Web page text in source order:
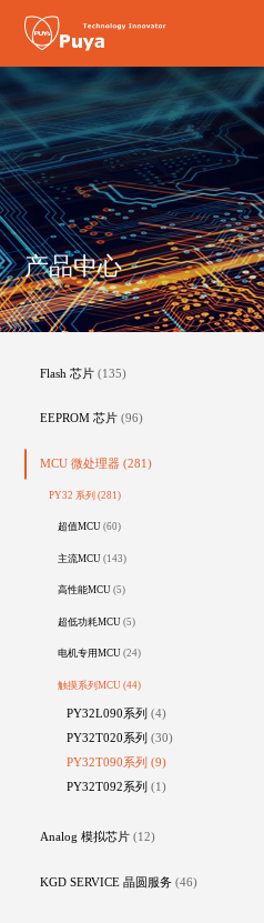
产品中心
Flash 芯片 (135)
EEPROM 芯片 (96)
MCU 微处理器 (281)
PY32 系列(281)
超值MCU(60)
主流MCU(143)
高性能MCU(5)
超低功耗MCU(5)
电机专用MCU(24)
触摸系列MCU(44)
PY32L090系列(4)
PY32T020系列(30)
PY32T090系列(9)
PY32T092系列(1)
Analog 模拟芯片 (12)
KGD SERVICE 晶圆服务 (46)